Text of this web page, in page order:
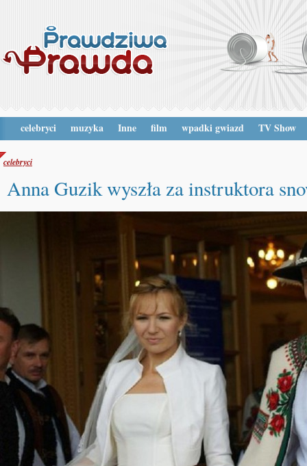
celebryci muzyka Inne film wpadki gwiazd TV Show
celebryci
Anna Guzik wyszła za instruktora